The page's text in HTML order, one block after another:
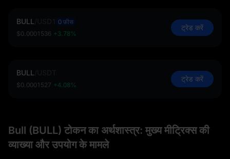
BULL
0 फ़ीस
$0.0001536 +3.78%
ट्रेड करें
BULL
$0.0001527 +4.08%
ट्रेड करें
Bull (BULL) टोकन का अर्थशास्त्र: मुख्य मीट्रिक्स की
व्याख्या और उपयोग के मामले